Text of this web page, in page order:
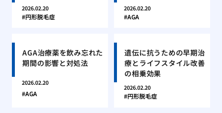
2026.02.20
円形脱毛症
2026.02.20
AGA
AGA治療薬を飲み忘れた
期間の影響と対処法
2026.02.20
AGA
遺伝に抗うための早期治
療とライフスタイル改善
の相乗効果
2026.02.20
円形脱毛症